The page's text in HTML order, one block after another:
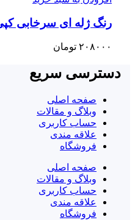
رنگ ژله ای سرخابی
۲۰۸۰۰۰ تومان
دسترسی سریع
صفحه اصلی
وبلاگ و مقالات
حساب کاربری
علاقه مندی
فروشگاه
صفحه اصلی
وبلاگ و مقالات
حساب کاربری
علاقه مندی
فروشگاه